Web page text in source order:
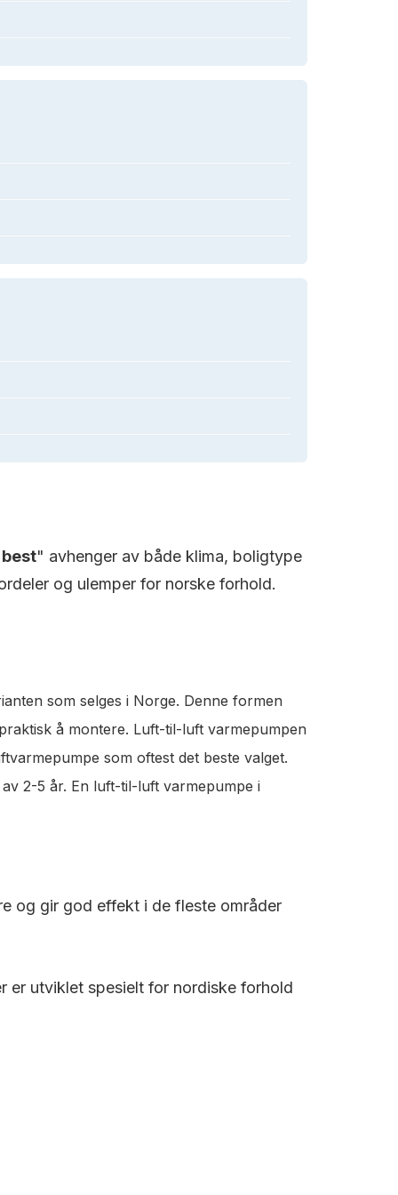
best" avhenger av både klima, boligtype
og ulemper for norske forhold.
som selges i Norge. Denne formen
å montere. Luft-til-luft varmepumpen
som oftest det beste valget.
2-5 år. En luft-til-luft varmepumpe i
og gir god effekt i de fleste områder
er utviklet spesielt for nordiske forhold